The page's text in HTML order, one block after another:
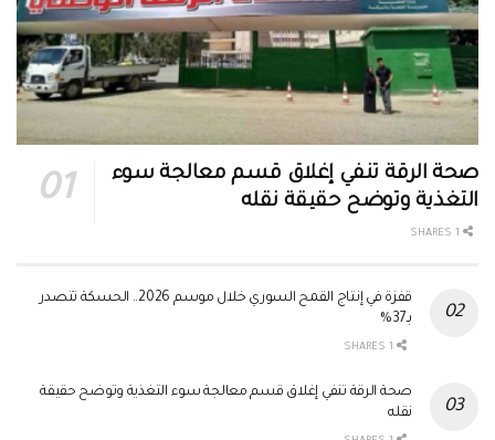
صحة الرقة تنفي إغلاق قسم معالجة سوء
التغذية وتوضح حقيقة نقله
قفزة في إنتاج القمح السوري خلال موسم 2026.. الحسكة تتصدر
بـ37%
صحة الرقة تنفي إغلاق قسم معالجة سوء التغذية وتوضح حقيقة
نقله